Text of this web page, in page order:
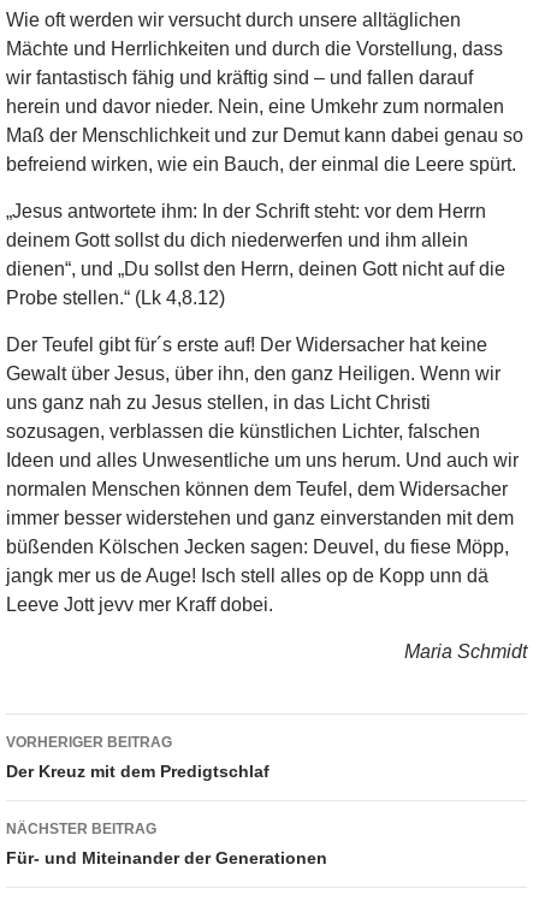
Wie oft werden wir versucht durch unsere alltäglichen
Mächte und Herrlichkeiten und durch die Vorstellung, dass
wir fantastisch fähig und kräftig sind – und fallen darauf
herein und davor nieder. Nein, eine Umkehr zum normalen
Maß der Menschlichkeit und zur Demut kann dabei genau so
befreiend wirken, wie ein Bauch, der einmal die Leere spürt.
„Jesus antwortete ihm: In der Schrift steht: vor dem Herrn
deinem Gott sollst du dich niederwerfen und ihm allein
dienen“, und „Du sollst den Herrn, deinen Gott nicht auf die
Probe stellen.“ (Lk 4,8.12)
Der Teufel gibt für´s erste auf! Der Widersacher hat keine
Gewalt über Jesus, über ihn, den ganz Heiligen. Wenn wir
uns ganz nah zu Jesus stellen, in das Licht Christi
sozusagen, verblassen die künstlichen Lichter, falschen
Ideen und alles Unwesentliche um uns herum. Und auch wir
normalen Menschen können dem Teufel, dem Widersacher
immer besser widerstehen und ganz einverstanden mit dem
büßenden Kölschen Jecken sagen: Deuvel, du fiese Möpp,
jangk mer us de Auge! Isch stell alles op de Kopp unn dä
Leeve Jott jevv mer Kraff dobei.
Maria Schmidt
Beitragsnavigation
VORHERIGER BEITRAG
Der Kreuz mit dem Predigtschlaf
NÄCHSTER BEITRAG
Für- und Miteinander der Generationen